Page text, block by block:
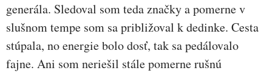
generála. Sledoval som teda značky a pomerne v
slušnom tempe som sa približoval k dedinke. Cesta
stúpala, no energie bolo dosť, tak sa pedálovalo
fajne. Ani som neriešil stále pomerne rušnú